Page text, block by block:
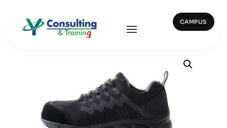
CAMPUS
Inicio Vestuario y Calzado Calzado